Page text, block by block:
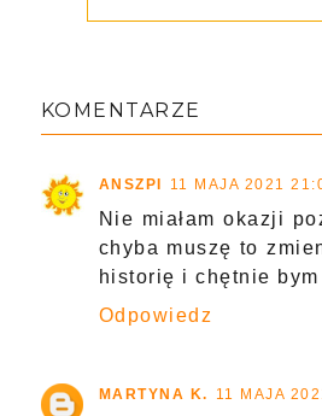
KOMENTARZE
ANSZPI 11 MAJA 2021
Nie miałam okazji
chyba muszę to
historię i chętnie bym
Odpowiedz
MARTYNA K. 11 MAJA